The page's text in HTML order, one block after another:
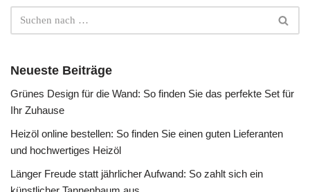
Neueste Beiträge
Grünes Design für die Wand: So finden Sie das perfekte Set für
Ihr Zuhause
Heizöl online bestellen: So finden Sie einen guten Lieferanten
und hochwertiges Heizöl
Länger Freude statt jährlicher Aufwand: So zahlt sich ein